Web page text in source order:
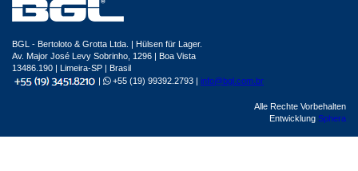
BGL - Bertoloto & Grotta Ltda. | Hülsen für Lager.
Av. Major José Levy Sobrinho, 1296 | Boa Vista
13486.190 | Limeira-SP | Brasil
|
+55 (19) 99392.2793 | info@bgl.com.br
Alle Rechte Vorbehalten
Entwicklung Sphera